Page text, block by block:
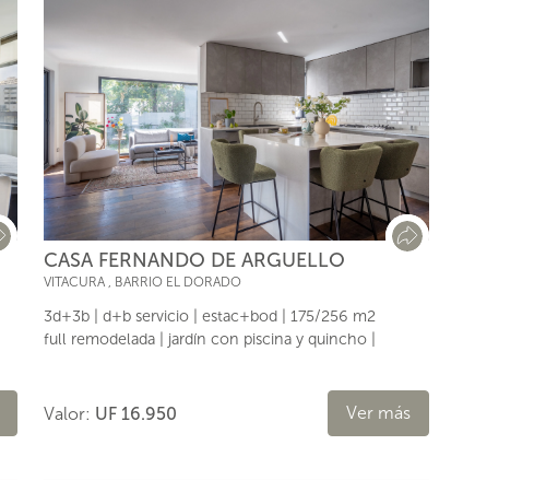
CASA FERNANDO DE ARGUELLO
VITACURA, BARRIO EL DORADO
3d+3b | d+b servicio | estac+bod | 175/256 m2
full remodelada | jardín con piscina y quincho |
Valor: UF 16.950 Ver más